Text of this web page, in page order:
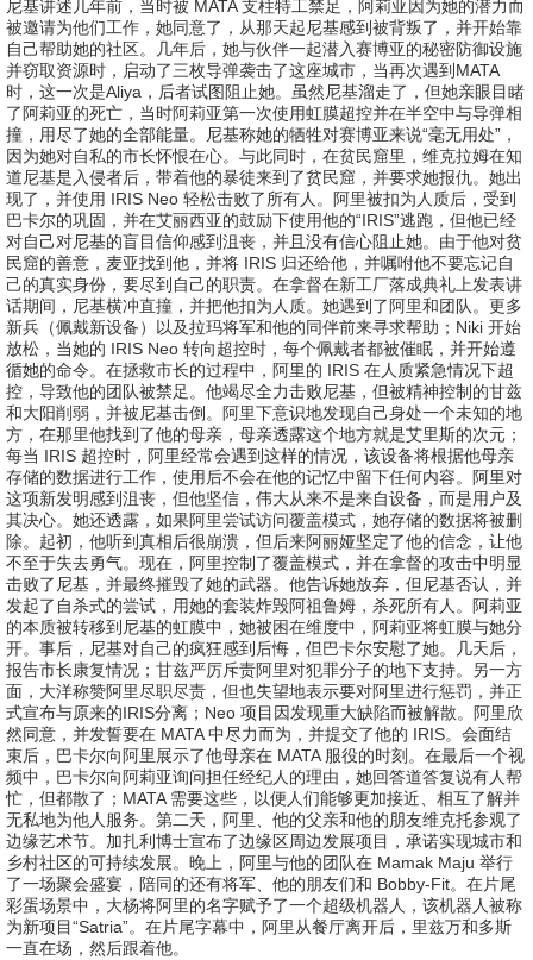
尼基讲述几年前，当时被 MATA 支柱特工禁足，阿莉亚因为她的潜力而
被邀请为他们工作，她同意了，从那天起尼基感到被背叛了，并开始靠
自己帮助她的社区。几年后，她与伙伴一起潜入赛博亚的秘密防御设施
并窃取资源时，启动了三枚导弹袭击了这座城市，当再次遇到MATA
时，这一次是Aliya，后者试图阻止她。虽然尼基溜走了，但她亲眼目睹
了阿莉亚的死亡，当时阿莉亚第一次使用虹膜超控并在半空中与导弹相
撞，用尽了她的全部能量。尼基称她的牺牲对赛博亚来说“毫无用处”，
因为她对自私的市长怀恨在心。与此同时，在贫民窟里，维克拉姆在知
道尼基是入侵者后，带着他的暴徒来到了贫民窟，并要求她报仇。她出
现了，并使用 IRIS Neo 轻松击败了所有人。阿里被扣为人质后，受到
巴卡尔的巩固，并在艾丽西亚的鼓励下使用他的“IRIS”逃跑，但他已经
对自己对尼基的盲目信仰感到沮丧，并且没有信心阻止她。由于他对贫
民窟的善意，麦亚找到他，并将 IRIS 归还给他，并嘱咐他不要忘记自
己的真实身份，要尽到自己的职责。在拿督在新工厂落成典礼上发表讲
话期间，尼基横冲直撞，并把他扣为人质。她遇到了阿里和团队。更多
新兵（佩戴新设备）以及拉玛将军和他的同伴前来寻求帮助；Niki 开始
放松，当她的 IRIS Neo 转向超控时，每个佩戴者都被催眠，并开始遵
循她的命令。在拯救市长的过程中，阿里的 IRIS 在人质紧急情况下超
控，导致他的团队被禁足。他竭尽全力击败尼基，但被精神控制的甘兹
和大阳削弱，并被尼基击倒。阿里下意识地发现自己身处一个未知的地
方，在那里他找到了他的母亲，母亲透露这个地方就是艾里斯的次元；
每当 IRIS 超控时，阿里经常会遇到这样的情况，该设备将根据他母亲
存储的数据进行工作，使用后不会在他的记忆中留下任何内容。阿里对
这项新发明感到沮丧，但他坚信，伟大从来不是来自设备，而是用户及
其决心。她还透露，如果阿里尝试访问覆盖模式，她存储的数据将被删
除。起初，他听到真相后很崩溃，但后来阿丽娅坚定了他的信念，让他
不至于失去勇气。现在，阿里控制了覆盖模式，并在拿督的攻击中明显
击败了尼基，并最终摧毁了她的武器。他告诉她放弃，但尼基否认，并
发起了自杀式的尝试，用她的套装炸毁阿祖鲁姆，杀死所有人。阿莉亚
的本质被转移到尼基的虹膜中，她被困在维度中，阿莉亚将虹膜与她分
开。事后，尼基对自己的疯狂感到后悔，但巴卡尔安慰了她。几天后，
报告市长康复情况；甘兹严厉斥责阿里对犯罪分子的地下支持。另一方
面，大洋称赞阿里尽职尽责，但也失望地表示要对阿里进行惩罚，并正
式宣布与原来的IRIS分离；Neo 项目因发现重大缺陷而被解散。阿里欣
然同意，并发誓要在 MATA 中尽力而为，并提交了他的 IRIS。会面结
束后，巴卡尔向阿里展示了他母亲在 MATA 服役的时刻。在最后一个视
频中，巴卡尔向阿莉亚询问担任经纪人的理由，她回答道答复说有人帮
忙，但都散了；MATA 需要这些，以便人们能够更加接近、相互了解并
无私地为他人服务。第二天，阿里、他的父亲和他的朋友维克托参观了
边缘艺术节。加扎利博士宣布了边缘区周边发展项目，承诺实现城市和
乡村社区的可持续发展。晚上，阿里与他的团队在 Mamak Maju 举行
了一场聚会盛宴，陪同的还有将军、他的朋友们和 Bobby-Fit。在片尾
彩蛋场景中，大杨将阿里的名字赋予了一个超级机器人，该机器人被称
为新项目“Satria”。在片尾字幕中，阿里从餐厅离开后，里兹万和多斯
一直在场，然后跟着他。